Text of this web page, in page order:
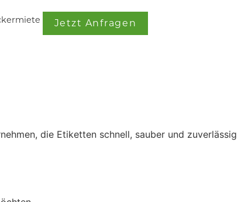
Jetzt Anfragen
die Etiketten schnell, sauber und zuverlässig